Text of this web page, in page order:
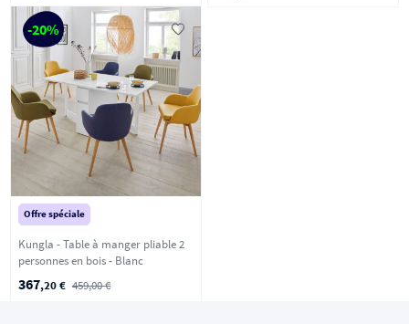
-20%
Offre spéciale
Kungla - Table à manger pliable 2
personnes en bois - Blanc
367,20 € 459,00 €